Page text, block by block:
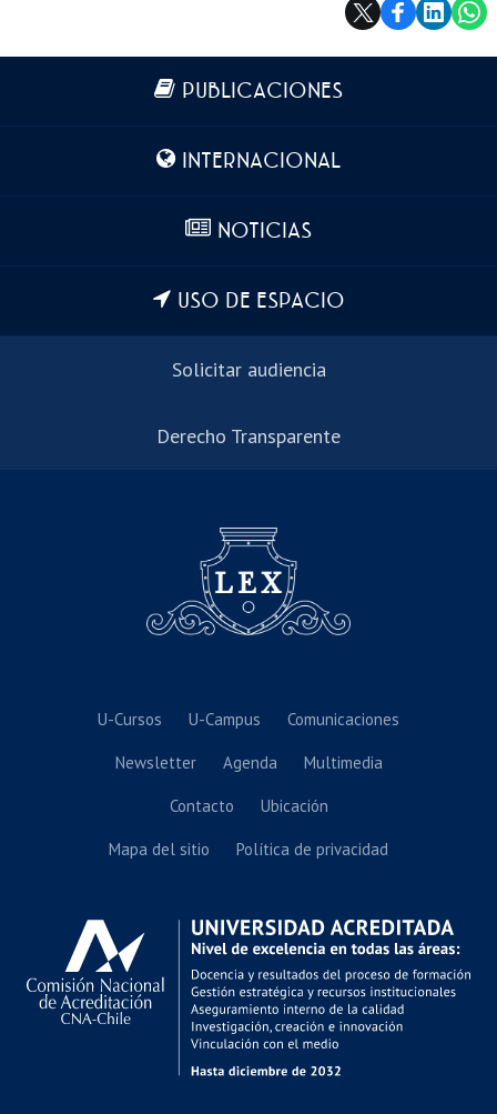
Más información
PUBLICACIONES
INTERNACIONAL
NOTICIAS
USO DE ESPACIO
Solicitar audiencia
Derecho Transparente
U-Cursos U-Campus Comunicaciones
Newsletter Agenda Multimedia
Contacto Ubicación
Mapa del sitio Política de privacidad